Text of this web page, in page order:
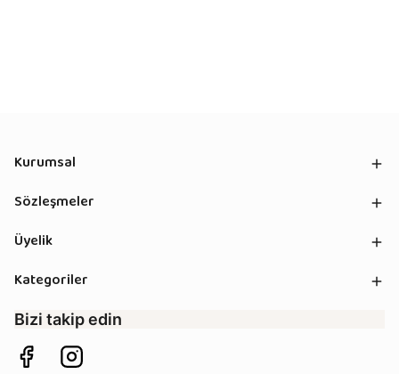
Kurumsal
Sözleşmeler
Üyelik
Kategoriler
Bizi takip edin